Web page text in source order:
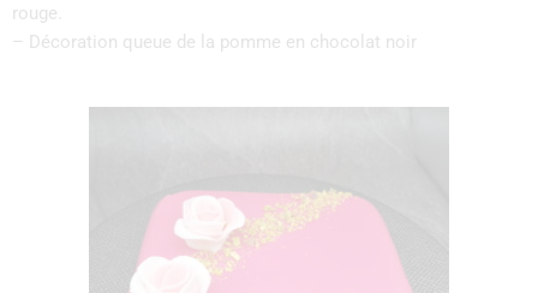
rouge.
– Décoration queue de la pomme en chocolat noir